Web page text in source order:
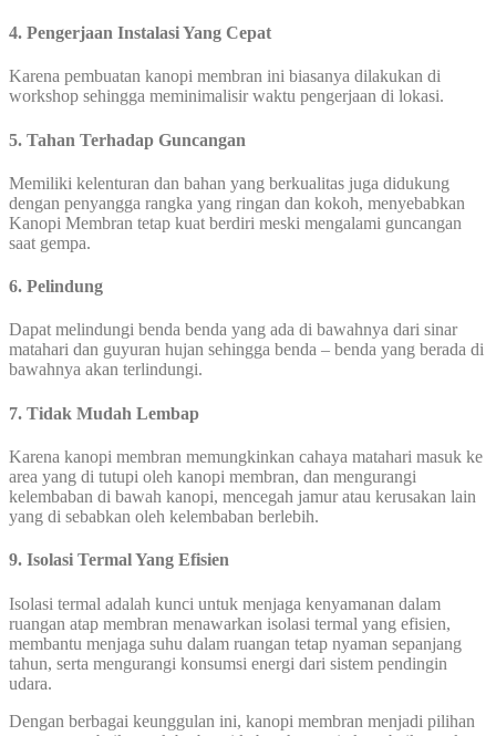
4. Pengerjaan Instalasi Yang Cepat
Karena pembuatan kanopi membran ini biasanya dilakukan di
workshop sehingga meminimalisir waktu pengerjaan di lokasi.
5. Tahan Terhadap Guncangan
Memiliki kelenturan dan bahan yang berkualitas juga didukung
dengan penyangga rangka yang ringan dan kokoh, menyebabkan
Kanopi Membran tetap kuat berdiri meski mengalami guncangan
saat gempa.
6. Pelindung
Dapat melindungi benda benda yang ada di bawahnya dari sinar
matahari dan guyuran hujan sehingga benda – benda yang berada di
bawahnya akan terlindungi.
7. Tidak Mudah Lembap
Karena kanopi membran memungkinkan cahaya matahari masuk ke
area yang di tutupi oleh kanopi membran, dan mengurangi
kelembaban di bawah kanopi, mencegah jamur atau kerusakan lain
yang di sebabkan oleh kelembaban berlebih.
9. Isolasi Termal Yang Efisien
Isolasi termal adalah kunci untuk menjaga kenyamanan dalam
ruangan atap membran menawarkan isolasi termal yang efisien,
membantu menjaga suhu dalam ruangan tetap nyaman sepanjang
tahun, serta mengurangi konsumsi energi dari sistem pendingin
udara.
Dengan berbagai keunggulan ini, kanopi membran menjadi pilihan